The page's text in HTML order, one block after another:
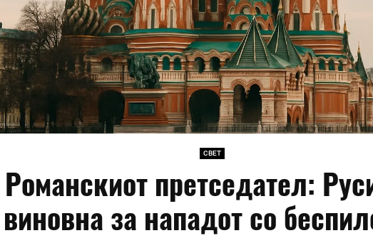
СВЕТ
Романскиот претседател:
виновна за нападот со